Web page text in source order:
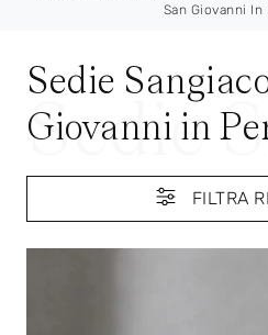
San Giovanni In
Sedie
Giovanni in
FILTRA